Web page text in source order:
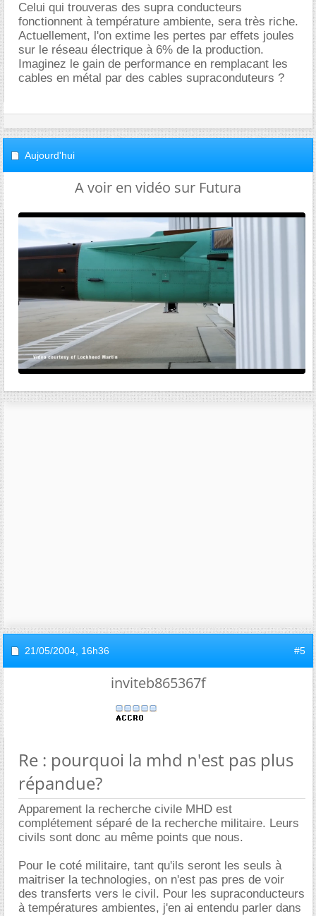
Celui qui trouveras des supra conducteurs
fonctionnent à température ambiente, sera très riche.
Actuellement, l'on extime les pertes par effets joules
sur le réseau électrique à 6% de la production.
Imaginez le gain de performance en remplacant les
cables en métal par des cables supraconduteurs ?
Aujourd'hui
A voir en vidéo sur Futura
21/05/2004, 16h36 #5
inviteb865367f
Re : pourquoi la mhd n'est pas plus
répandue?
Apparement la recherche civile MHD est
complétement séparé de la recherche militaire. Leurs
civils sont donc au même points que nous.
Pour le coté militaire, tant qu'ils seront les seuls à
maitriser la technologies, on n'est pas pres de voir
des transferts vers le civil. Pour les supraconducteurs
à températures ambientes, j'en ai entendu parler dans